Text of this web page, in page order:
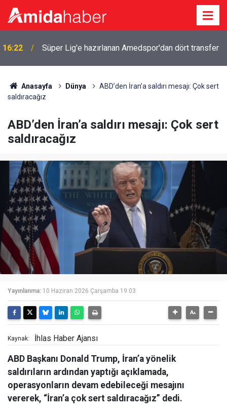
16:22 Süper Lig'e hazırlanan Amedspor'dan dört transfer
Anasayfa Dünya
ABD’den İran’a saldırı mesajı: Çok sert
saldıracağız
ABD’den İran’a saldırı mesajı: Çok sert
saldıracağız
Yayınlanma: 10 Haziran 2026 Çarşamba 19:03
Kaynak: İhlas Haber Ajansı
ABD Başkanı Donald Trump, İran’a yönelik
saldırıların ardından yaptığı açıklamada,
operasyonların devam edebileceği mesajını
vererek, “İran’a çok sert saldıracağız” dedi.